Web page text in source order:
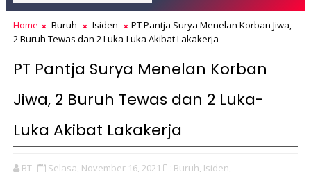
Home Buruh Isiden
PT Pantja Surya Menelan Korban Jiwa,
2 Buruh Tewas dan 2 Luka-Luka Akibat Lakakerja
PT Pantja Surya Menelan Korban
Jiwa, 2 Buruh Tewas dan 2 Luka-
Luka Akibat Lakakerja
BT Selasa, November 16, 2021 Buruh, Isiden,